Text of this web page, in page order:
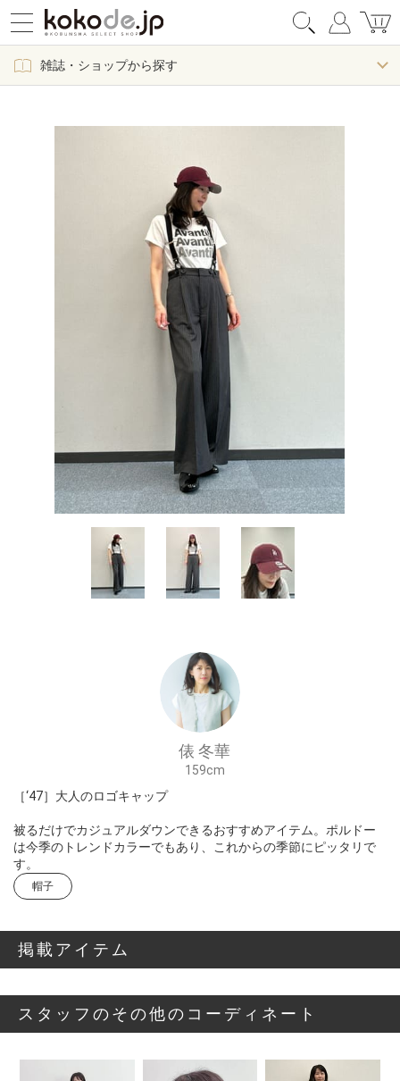
雑誌・ショップから探す
俵 冬華
159cm
［‘47］大人のロゴキャップ
被るだけでカジュアルダウンできるおすすめアイテム。ポルドー
は今季のトレンドカラーでもあり、これからの季節にピッタリで
す。
帽子
掲載アイテム
スタッフのその他のコーディネート